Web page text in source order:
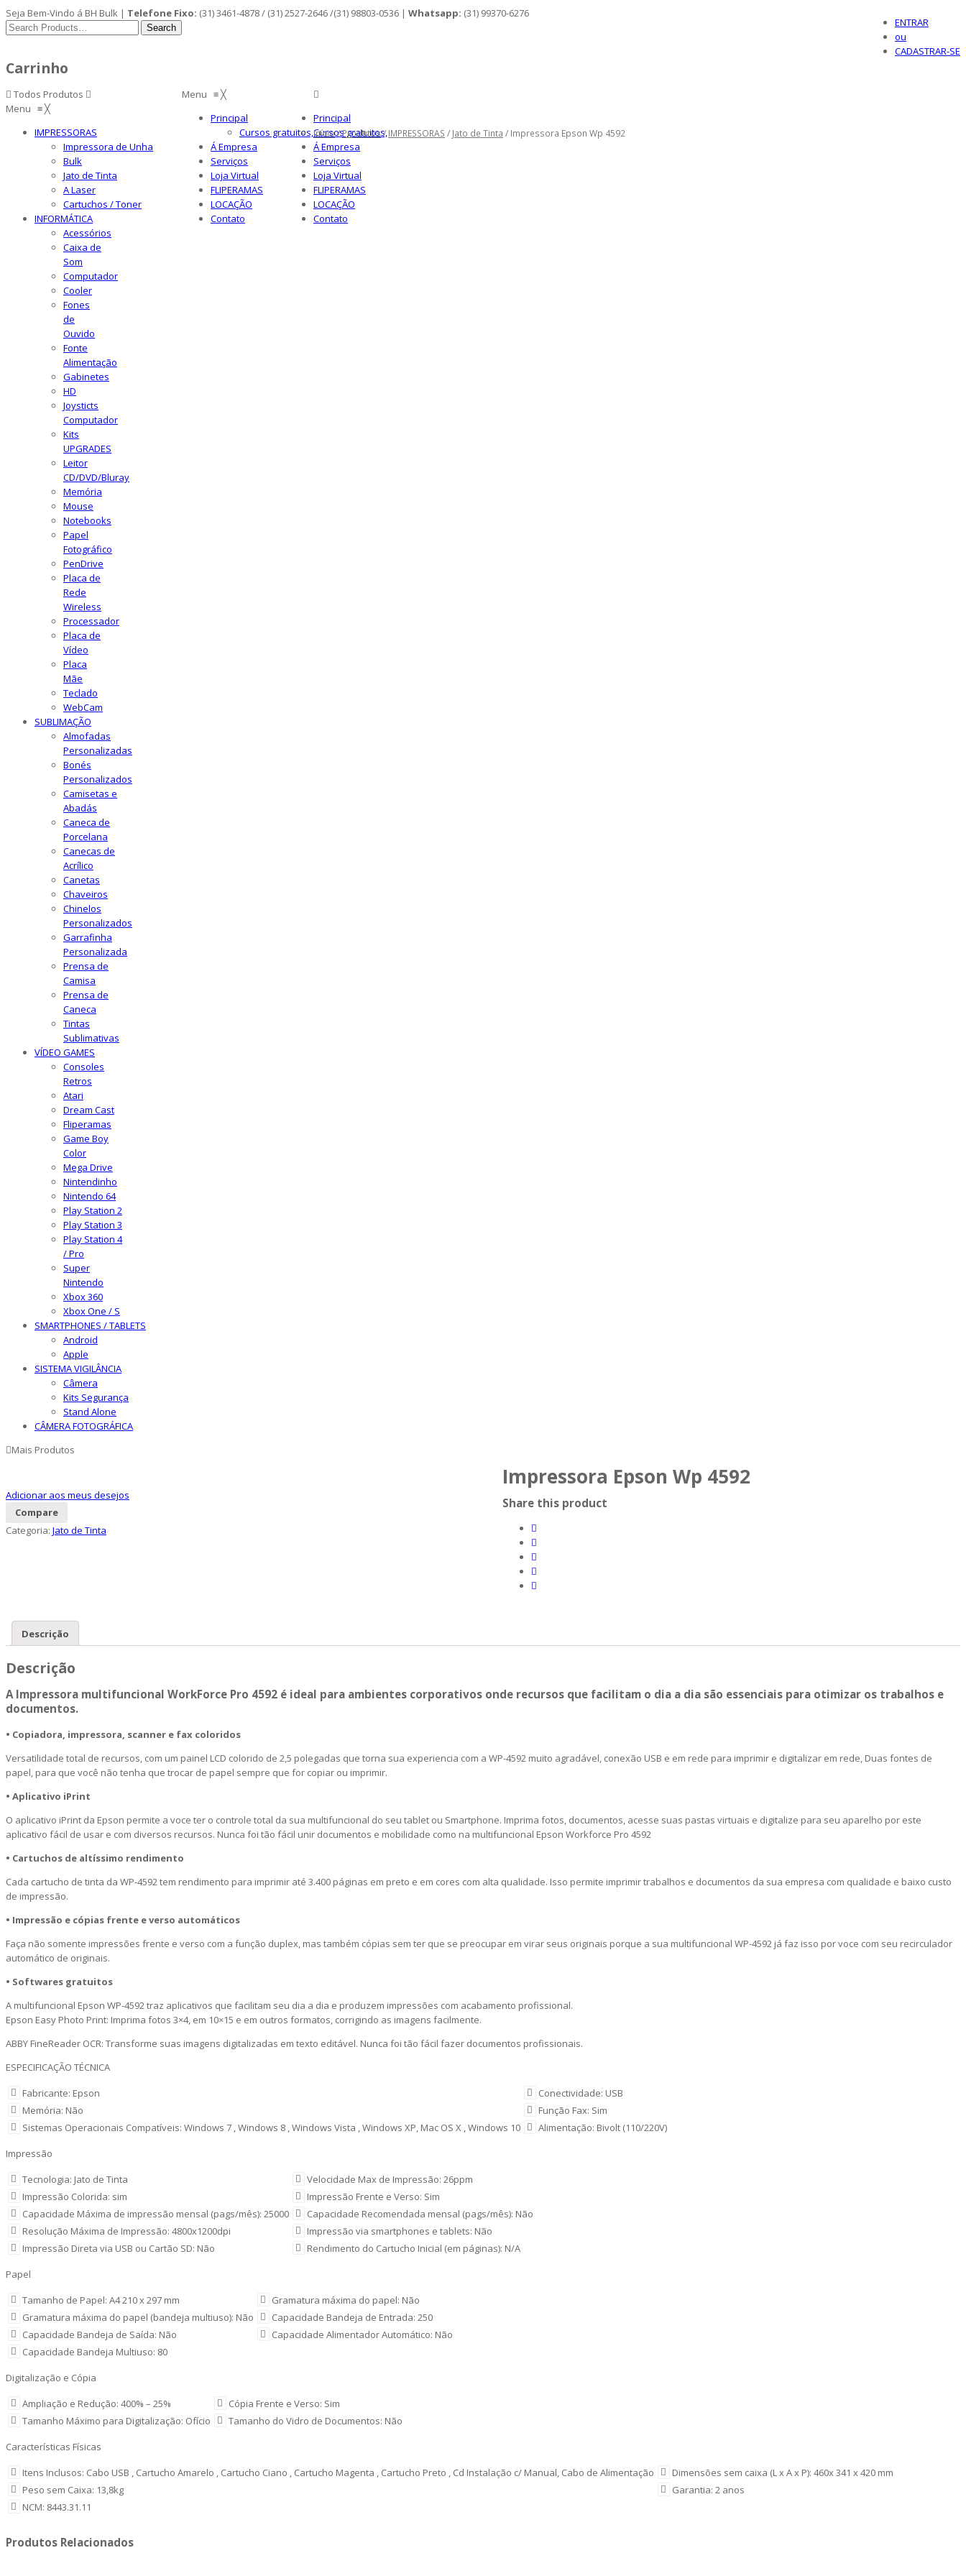
Seja Bem-Vindo á BH Bulk | Telefone Fixo: (31) 3461-4878 / (31) 2527-2646 /(31) 98803-0536 | Whatsapp: (31) 99370-6276
ENTRAR
ou
CADASTRAR-SE
Carrinho
Todos Produtos
Menu ≡╳
IMPRESSORAS
Impressora de Unha
Bulk
Jato de Tinta
A Laser
Cartuchos / Toner
INFORMÁTICA
Acessórios
Caixa de
Som
Computador
Cooler
Fones
de
Ouvido
Fonte
Alimentação
Gabinetes
HD
Joysticts
Computador
Kits
UPGRADES
Leitor
CD/DVD/Bluray
Memória
Mouse
Notebooks
Papel
Fotográfico
PenDrive
Placa de
Rede
Wireless
Processador
Placa de
Vídeo
Placa
Mãe
Teclado
WebCam
SUBLIMAÇÃO
Almofadas
Personalizadas
Bonés
Personalizados
Camisetas e
Abadás
Caneca de
Porcelana
Canecas de
Acrílico
Canetas
Chaveiros
Chinelos
Personalizados
Garrafinha
Personalizada
Prensa de
Camisa
Prensa de
Caneca
Tintas
Sublimativas
VÍDEO GAMES
Consoles
Retros
Atari
Dream Cast
Fliperamas
Game Boy
Color
Mega Drive
Nintendinho
Nintendo 64
Play Station 2
Play Station 3
Play Station 4
/ Pro
Super
Nintendo
Xbox 360
Xbox One / S
SMARTPHONES / TABLETS
Android
Apple
SISTEMA VIGILÂNCIA
Câmera
Kits Segurança
Stand Alone
CÂMERA FOTOGRÁFICA
Mais Produtos
Menu ≡╳
Principal
Cursos gratuitos,
Á Empresa
Serviços
Loja Virtual
FLIPERAMAS
LOCAÇÃO
Contato
Principal
Cursos gratuitos,
Á Empresa
Serviços
Loja Virtual
FLIPERAMAS
LOCAÇÃO
Contato
Início/Produtos/IMPRESSORAS / Jato de Tinta / Impressora Epson Wp 4592
Impressora Epson Wp 4592
Share this product
Adicionar aos meus desejos
Compare
Categoria: Jato de Tinta
Descrição
Descrição
A Impressora multifuncional WorkForce Pro 4592 é ideal para ambientes corporativos onde recursos que facilitam o dia a dia são essenciais para otimizar os trabalhos e
documentos.
• Copiadora, impressora, scanner e fax coloridos
Versatilidade total de recursos, com um painel LCD colorido de 2,5 polegadas que torna sua experiencia com a WP-4592 muito agradável, conexão USB e em rede para imprimir e digitalizar em rede, Duas fontes de
papel, para que você não tenha que trocar de papel sempre que for copiar ou imprimir.
• Aplicativo iPrint
O aplicativo iPrint da Epson permite a voce ter o controle total da sua multifuncional do seu tablet ou Smartphone. Imprima fotos, documentos, acesse suas pastas virtuais e digitalize para seu aparelho por este
aplicativo fácil de usar e com diversos recursos. Nunca foi tão fácil unir documentos e mobilidade como na multifuncional Epson Workforce Pro 4592
• Cartuchos de altíssimo rendimento
Cada cartucho de tinta da WP-4592 tem rendimento para imprimir até 3.400 páginas em preto e em cores com alta qualidade. Isso permite imprimir trabalhos e documentos da sua empresa com qualidade e baixo custo
de impressão.
• Impressão e cópias frente e verso automáticos
Faça não somente impressões frente e verso com a função duplex, mas também cópias sem ter que se preocupar em virar seus originais porque a sua multifuncional WP-4592 já faz isso por voce com seu recirculador
automático de originais.
• Softwares gratuitos
A multifuncional Epson WP-4592 traz aplicativos que facilitam seu dia a dia e produzem impressões com acabamento profissional.
Epson Easy Photo Print: Imprima fotos 3×4, em 10×15 e em outros formatos, corrigindo as imagens facilmente.
ABBY FineReader OCR: Transforme suas imagens digitalizadas em texto editável. Nunca foi tão fácil fazer documentos profissionais.
ESPECIFICAÇÃO TÉCNICA
Fabricante: Epson
Conectividade: USB
Memória: Não
Função Fax: Sim
Sistemas Operacionais Compatíveis: Windows 7 , Windows 8 , Windows Vista , Windows XP, Mac OS X , Windows 10
Alimentação: Bivolt (110/220V)
Impressão
Tecnologia: Jato de Tinta
Velocidade Max de Impressão: 26ppm
Impressão Colorida: sim
Impressão Frente e Verso: Sim
Capacidade Máxima de impressão mensal (pags/mês): 25000
Capacidade Recomendada mensal (pags/mês): Não
Resolução Máxima de Impressão: 4800x1200dpi
Impressão via smartphones e tablets: Não
Impressão Direta via USB ou Cartão SD: Não
Rendimento do Cartucho Inicial (em páginas): N/A
Papel
Tamanho de Papel: A4 210 x 297 mm
Gramatura máxima do papel: Não
Gramatura máxima do papel (bandeja multiuso): Não
Capacidade Bandeja de Entrada: 250
Capacidade Bandeja de Saída: Não
Capacidade Alimentador Automático: Não
Capacidade Bandeja Multiuso: 80
Digitalização e Cópia
Ampliação e Redução: 400% – 25%
Cópia Frente e Verso: Sim
Tamanho Máximo para Digitalização: Ofício
Tamanho do Vidro de Documentos: Não
Características Físicas
Itens Inclusos: Cabo USB , Cartucho Amarelo , Cartucho Ciano , Cartucho Magenta , Cartucho Preto , Cd Instalação c/ Manual, Cabo de Alimentação
Dimensões sem caixa (L x A x P): 460x 341 x 420 mm
Peso sem Caixa: 13,8kg
Garantia: 2 anos
NCM: 8443.31.11
Produtos Relacionados